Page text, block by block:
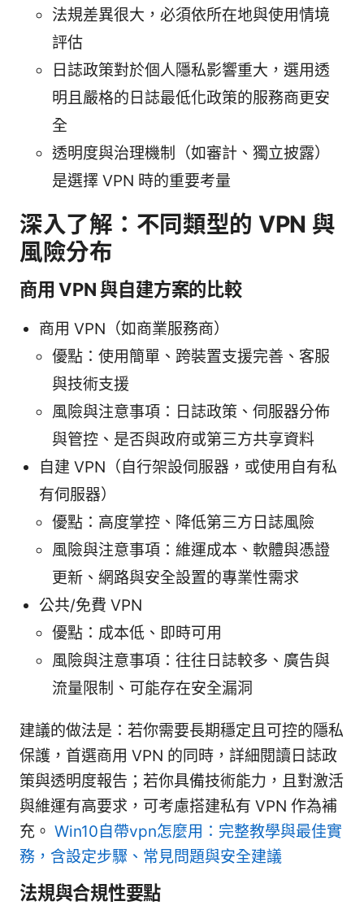
法規差異很大，必須依所在地與使用情境
評估
日誌政策對於個人隱私影響重大，選用透
明且嚴格的日誌最低化政策的服務商更安
全
透明度與治理機制（如審計、獨立披露）
是選擇 VPN 時的重要考量
深入了解：不同類型的 VPN 與
風險分布
商用 VPN 與自建方案的比較
商用 VPN（如商業服務商）
優點：使用簡單、跨裝置支援完善、客服
與技術支援
風險與注意事項：日誌政策、伺服器分佈
與管控、是否與政府或第三方共享資料
自建 VPN（自行架設伺服器，或使用自有私
有伺服器）
優點：高度掌控、降低第三方日誌風險
風險與注意事項：維運成本、軟體與憑證
更新、網路與安全設置的專業性需求
公共/免費 VPN
優點：成本低、即時可用
風險與注意事項：往往日誌較多、廣告與
流量限制、可能存在安全漏洞
建議的做法是：若你需要長期穩定且可控的隱私
保護，首選商用 VPN 的同時，詳細閱讀日誌政
策與透明度報告；若你具備技術能力，且對激活
與維運有高要求，可考慮搭建私有 VPN 作為補
充。 Win10自帶vpn怎麼用：完整教學與最佳實
務，含設定步驟、常見問題與安全建議
法規與合規性要點